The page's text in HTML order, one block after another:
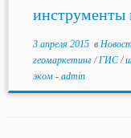
инструменты
3 апреля 2015в
геомаркетинг/ГИС/
эком - admin